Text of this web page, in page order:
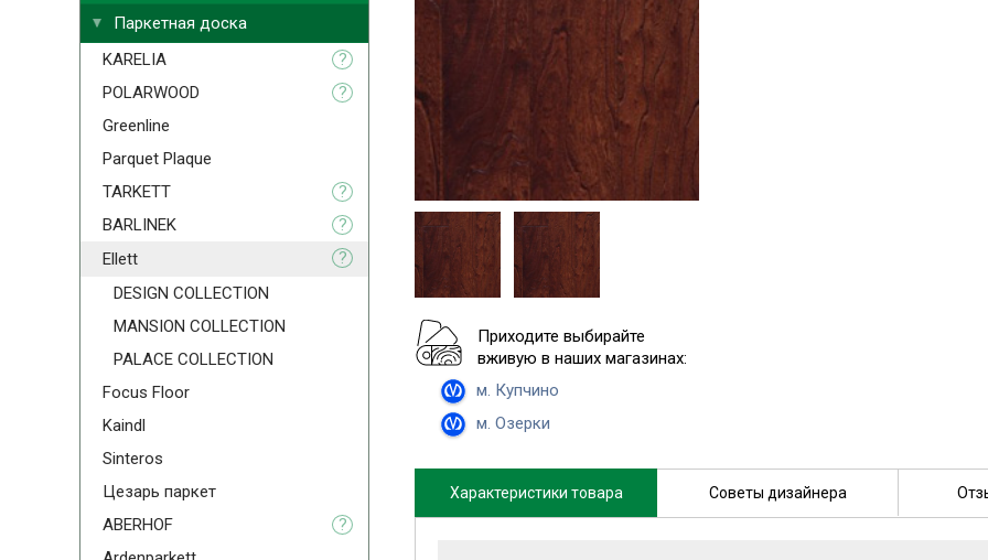
Приходите выбирайте
вживую в наших магазинах:
м. Купчино
м. Озерки
Характеристики товара Советы дизайнера
Паркетная доска
KARELIA
?
POLARWOOD
?
Greenline
Parquet Plaque
TARKETT
?
BARLINEK
?
Ellett
?
DESIGN COLLECTION
MANSION COLLECTION
PALACE COLLECTION
Focus Floor
Kaindl
Sinteros
Цезарь паркет
ABERHOF
?